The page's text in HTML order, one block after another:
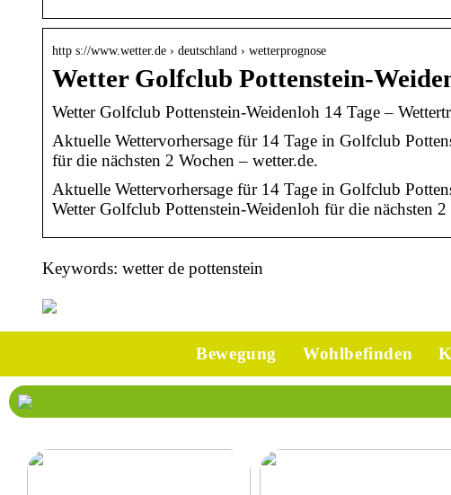
http s://www.wetter.de › deutschland › wetterprognose
Wetter Golfclub Pottenstein-
Wetter Golfclub Pottenstein-Weidenloh 14 Tage –
Aktuelle Wettervorhersage für 14 Tage in Golfclub
für die nächsten 2 Wochen – wetter.de.
Aktuelle Wettervorhersage für 14 Tage in Golfclub
Wetter Golfclub Pottenstein-Weidenloh für die nächsten
Keywords: wetter de pottenstein
Bewegung Wohlbefinden